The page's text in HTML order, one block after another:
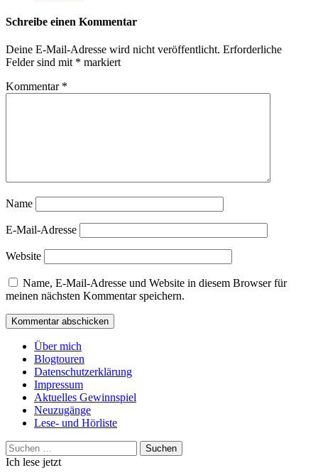
Schreibe einen Kommentar
Deine E-Mail-Adresse wird nicht veröffentlicht. Erforderliche
Felder sind mit * markiert
Kommentar *
Name
E-Mail-Adresse
Website
Name, E-Mail-Adresse und Website in diesem Browser für
meinen nächsten Kommentar speichern.
Über mich
Blogtouren
Datenschutzerklärung
Impressum
Aktuelles Gewinnspiel
Neuzugänge
Lese- und Hörliste
Suchen
nach:
Ich lese jetzt